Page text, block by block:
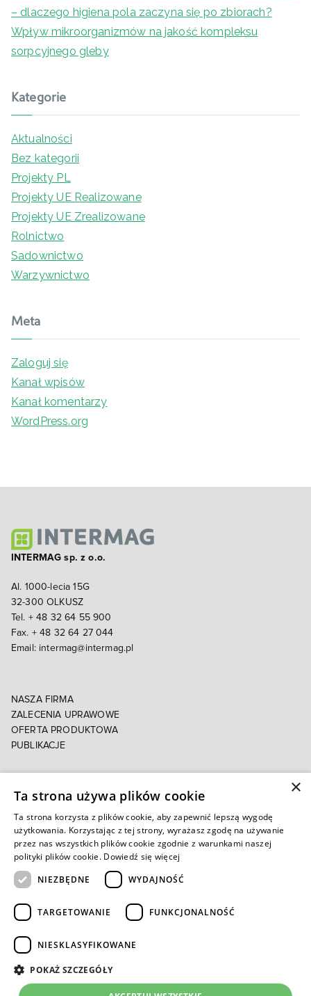
– dlaczego higiena pola zaczyna się po zbiorach?
Wpływ mikroorganizmów na jakość kompleksu
sorpcyjnego gleby
Kategorie
Aktualności
Bez kategorii
Projekty PL
Projekty UE Realizowane
Projekty UE Zrealizowane
Rolnictwo
Sadownictwo
Warzywnictwo
Meta
Zaloguj się
Kanał wpisów
Kanał komentarzy
WordPress.org
INTERMAG sp. z o.o.
Al. 1000-lecia 15G
32-300 OLKUSZ
Tel. + 48 32 64 55 900
Fax. + 48 32 64 27 044
Email: intermag@intermag.pl
NASZA FIRMA
ZALECENIA UPRAWOWE
OFERTA PRODUKTOWA
PUBLIKACJE
POLITYKA COOKIES
E-FAKTURA
Autoryzowany e-sklep
×
Ta strona używa plików cookie
Ta strona korzysta z plików cookie, aby zapewnić lepszą wygodę
użytkowania. Korzystając z tej strony, wyrażasz zgodę na używanie
przez nas wszystkich plików cookie zgodnie z warunkami naszej
polityki plików cookie. Dowiedź się więcej
NIEZBĘDNE
WYDAJNOŚĆ
TARGETOWANIE FUNKCJONALNOŚĆ
NIESKLASYFIKOWANE
POKAŻ SZCZEGÓŁY